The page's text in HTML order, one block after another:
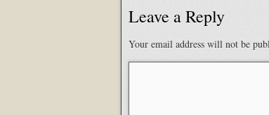
Leave a Reply
Your email address will not be